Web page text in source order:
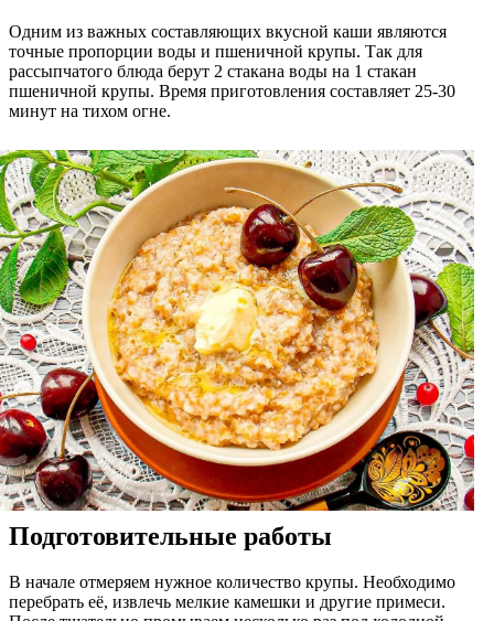
Одним из важных составляющих вкусной каши являются
точные пропорции воды и пшеничной крупы. Так для
рассыпчатого блюда берут 2 стакана воды на 1 стакан
пшеничной крупы. Время приготовления составляет 25-30
минут на тихом огне.
Подготовительные работы
В начале отмеряем нужное количество крупы. Необходимо
перебрать её, извлечь мелкие камешки и другие примеси.